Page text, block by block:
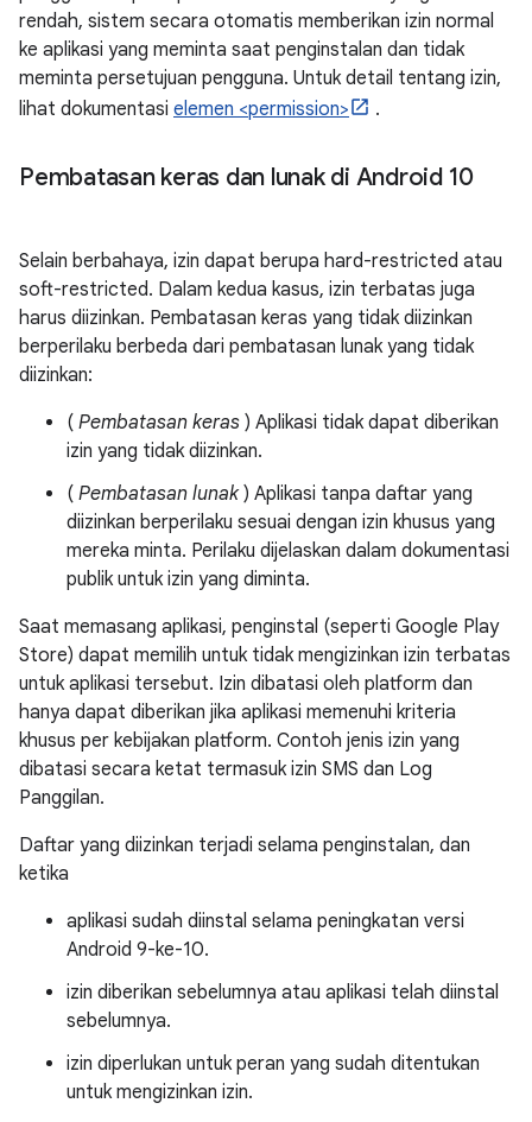
rendah, sistem secara otomatis memberikan izin normal
ke aplikasi yang meminta saat penginstalan dan tidak
meminta persetujuan pengguna. Untuk detail tentang izin,
lihat dokumentasi elemen <permission> .
Pembatasan keras dan lunak di Android 10
Selain berbahaya, izin dapat berupa hard-restricted atau
soft-restricted. Dalam kedua kasus, izin terbatas juga
harus diizinkan. Pembatasan keras yang tidak diizinkan
berperilaku berbeda dari pembatasan lunak yang tidak
diizinkan:
( Pembatasan keras ) Aplikasi tidak dapat diberikan
izin yang tidak diizinkan.
( Pembatasan lunak) Aplikasi tanpa daftar yang
diizinkan berperilaku sesuai dengan izin khusus yang
mereka minta. Perilaku dijelaskan dalam dokumentasi
publik untuk izin yang diminta.
Saat memasang aplikasi, penginstal (seperti Google Play
Store) dapat memilih untuk tidak mengizinkan izin terbatas
untuk aplikasi tersebut. Izin dibatasi oleh platform dan
hanya dapat diberikan jika aplikasi memenuhi kriteria
khusus per kebijakan platform. Contoh jenis izin yang
dibatasi secara ketat termasuk izin SMS dan Log
Panggilan.
Daftar yang diizinkan terjadi selama penginstalan, dan
ketika
aplikasi sudah diinstal selama peningkatan versi
Android 9-ke-10.
izin diberikan sebelumnya atau aplikasi telah diinstal
sebelumnya.
izin diperlukan untuk peran yang sudah ditentukan
untuk mengizinkan izin.